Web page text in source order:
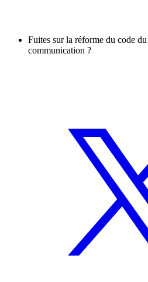
Fuites sur la réforme du code
communication ?